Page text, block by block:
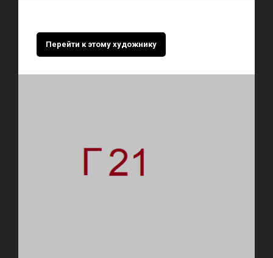
Перейти к этому художнику